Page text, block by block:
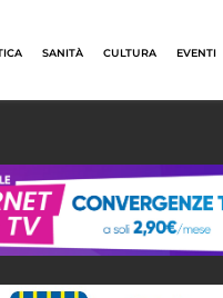
SANITÀ CULTURA EVENTI